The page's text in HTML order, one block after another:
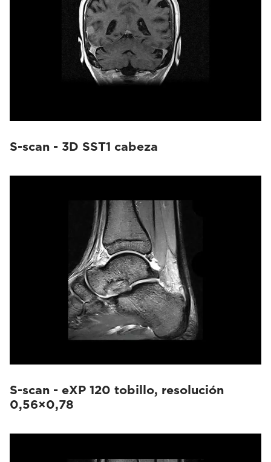
S-scan - 3D SST1 cabeza
S-scan - eXP 120 tobillo, resolución
0,56×0,78